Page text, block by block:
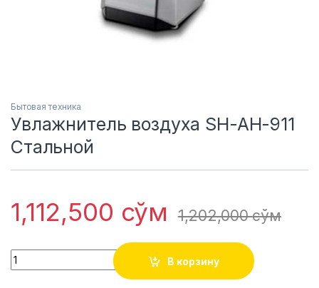
Бытовая техника
Увлажнитель воздуха SH-AH-911
Стальной
1,112,500 сўм 1,202,000сўм
Quantity
В корзину